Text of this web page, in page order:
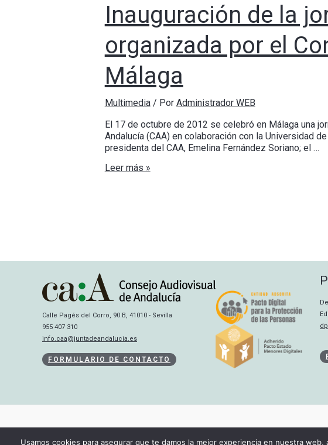
Inauguración de la
organizada por el
Málaga
Multimedia/ Por Administrador WEB
El 17 de octubre de 2012 se celebró en Málaga una
Andalucía (CAA) en colaboración con la Universidad
presidenta del CAA, Emelina Fernández Soriano; el …
Leer más »
Calle Pagés del Corro, 90 B, 41010 - Sevilla
955 407 310
info.caa@juntadeandalucia.es
FORMULARIO DE CONTACTO
Usamos cookies para asegurar que te damos la mejor experiencia en nuestra